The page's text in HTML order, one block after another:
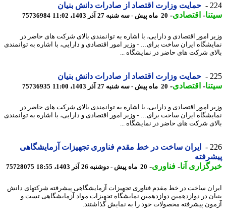
حمایت وزارت اقتصاد از صادرات دانش بنیان
-اقتصادی-20 ماه پیش - سه شنبه 27 آذر 1403، 11:02 75736984
امور اقتصادی و دارایی، با اشاره به توانمندی بالای شرکت های حاضر در
ایران ساخت برای… - وزیر امور اقتصادی و دارایی، با اشاره به توانمندی
شرکت های حاضر در نمایشگاه ...
حمایت وزارت اقتصاد از صادرات دانش بنیان
-اقتصادی-20 ماه پیش - سه شنبه 27 آذر 1403، 11:00 75736935
امور اقتصادی و دارایی، با اشاره به توانمندی بالای شرکت های حاضر در
ایران ساخت برای… - وزیر امور اقتصادی و دارایی، با اشاره به توانمندی
شرکت های حاضر در نمایشگاه ...
ایران ساخت در خط مقدم فناوری تجهیزات آزمایشگاهی
آنا- فناوری- 20 ماه پیش - دوشنبه 26 آذر 1403، 18:55 75728075
ساخت در خط مقدم فناوری تجهیزات آزمایشگاهی پیشرفته شرکتهای دانش
در دوازدهمین دوازدهمین نمایشگاه تجهیزات مواد آزمایشگاهی تست و
پیشرفته محصولات خود را به نمایش گذاشتند.